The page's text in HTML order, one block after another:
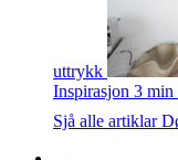
uttrykk
Inspirasjon 3 min
Sjå alle artiklar